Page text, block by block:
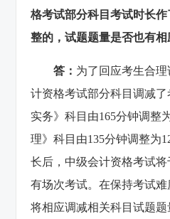
格考试部分科目考试时长
整的，试题题量是否也有相
答： 为了回应考生合
计资格考试部分科目调减
实务》科目由165分钟调整
理》科目由135分钟调整为
长后，中级会计资格考试
有场次考试。在保持考试难
将相应调减相关科目试题题